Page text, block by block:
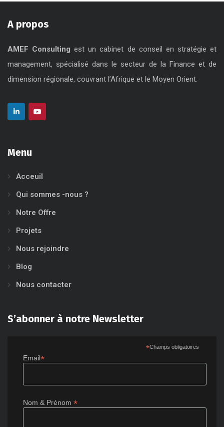
A propos
AMEF Consulting est un cabinet de conseil en stratégie et
management, spécialisé dans le secteur de la Finance et de
dimension régionale, couvrant l’Afrique et le Moyen Orient.
Menu
Acceuil
Qui sommes -nous ?
Notre Offre
Projets
Nous rejoindre
Blog
Nous contacter
S’abonner à notre Newsletter
*Champs obligatoires
Email*
Nom & Prénom*